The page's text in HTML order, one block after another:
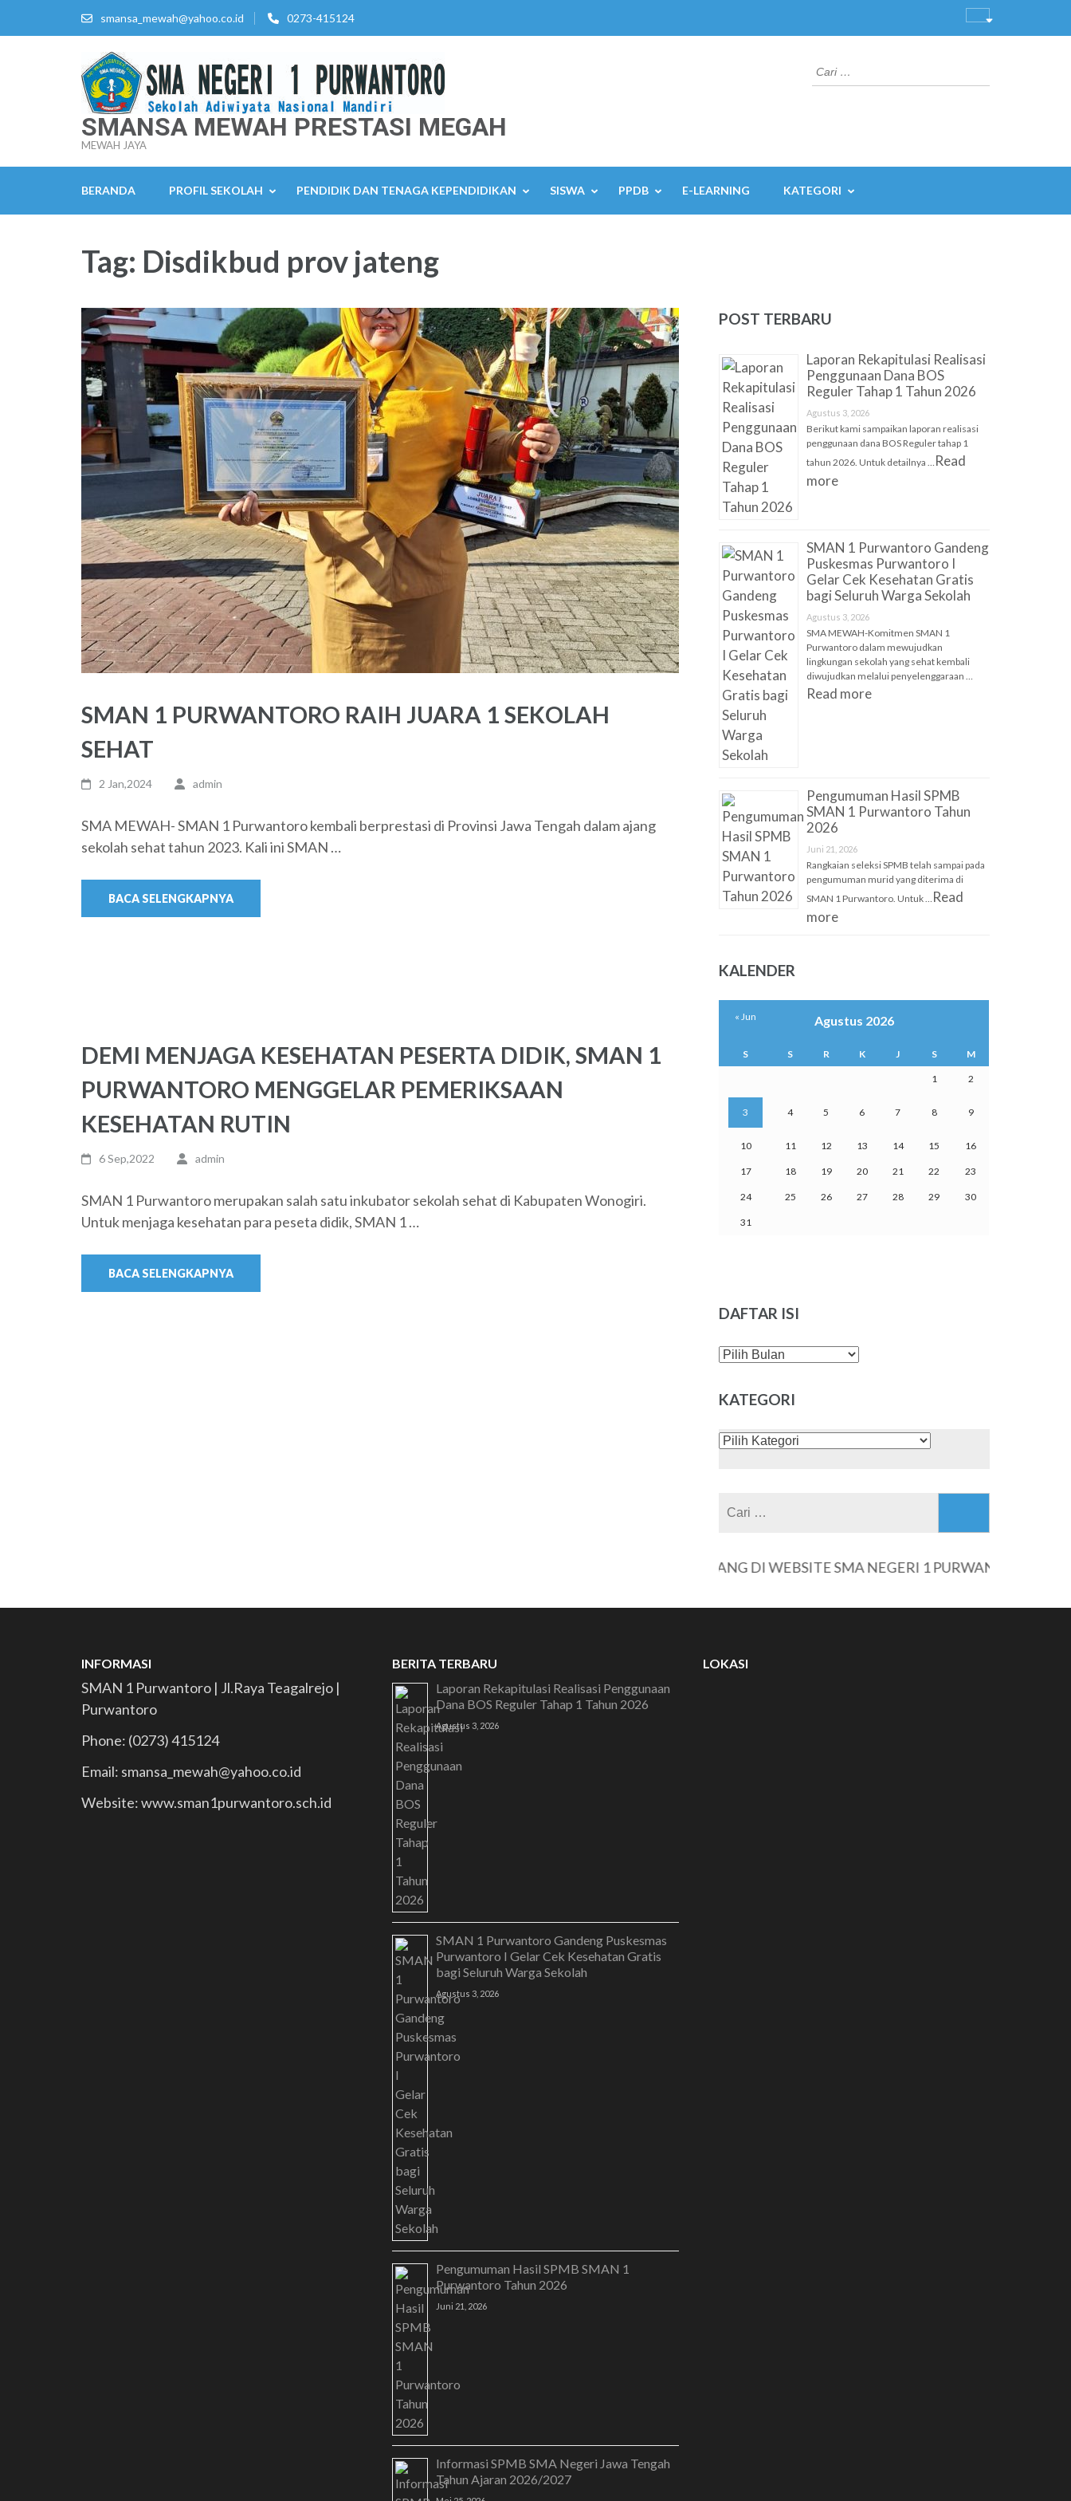
smansa_mewah@yahoo.co.id 0273-415124
SMANSA MEWAH PRESTASI MEGAH
MEWAH JAYA
Cari
untuk:
BERANDA PROFIL SEKOLAH PENDIDIK DAN TENAGA KEPENDIDIKAN SISWA PPDB E-LEARNING KATEGORI
Tag: Disdikbud prov jateng
SMAN 1 PURWANTORO RAIH JUARA 1 SEKOLAH
SEHAT
2 Jan,2024 admin
SMA MEWAH- SMAN 1 Purwantoro kembali berprestasi di Provinsi Jawa Tengah dalam ajang
sekolah sehat tahun 2023. Kali ini SMAN …
BACA SELENGKAPNYA
DEMI MENJAGA KESEHATAN PESERTA DIDIK, SMAN 1
PURWANTORO MENGGELAR PEMERIKSAAN
KESEHATAN RUTIN
6 Sep,2022 admin
SMAN 1 Purwantoro merupakan salah satu inkubator sekolah sehat di Kabupaten Wonogiri.
Untuk menjaga kesehatan para peseta didik, SMAN 1 …
BACA SELENGKAPNYA
POST TERBARU
Laporan Rekapitulasi Realisasi
Penggunaan Dana BOS
Reguler Tahap 1 Tahun 2026
Agustus 3, 2026
Berikut kami sampaikan laporan realisasi
penggunaan dana BOS Reguler tahap 1
tahun 2026. Untuk detailnya … Read
more
SMAN 1 Purwantoro Gandeng
Puskesmas Purwantoro I
Gelar Cek Kesehatan Gratis
bagi Seluruh Warga Sekolah
Agustus 3, 2026
SMA MEWAH-Komitmen SMAN 1
Purwantoro dalam mewujudkan
lingkungan sekolah yang sehat kembali
diwujudkan melalui penyelenggaraan …
Read more
Pengumuman Hasil SPMB
SMAN 1 Purwantoro Tahun
2026
Juni 21, 2026
Rangkaian seleksi SPMB telah sampai pada
pengumuman murid yang diterima di
SMAN 1 Purwantoro. Untuk … Read
more
KALENDER
Agustus 2026
S S R K J S M
1 2
3 4 5 6 7 8 9
10 11 12 13 14 15 16
17 18 19 20 21 22 23
24 25 26 27 28 29 30
31
« Jun
DAFTAR ISI
DAFTAR
KATEGORI
KATEGORI
SELAMAT DATANG DI WEBSITE SMA NEGERI 1 PURWANTORO
INFORMASI
SMAN 1 Purwantoro | Jl.Raya Teagalrejo |
Purwantoro
Phone: (0273) 415124
Email: smansa_mewah@yahoo.co.id
Website: www.sman1purwantoro.sch.id
BERITA TERBARU
Laporan Rekapitulasi Realisasi Penggunaan
Dana BOS Reguler Tahap 1 Tahun 2026
Agustus 3, 2026
SMAN 1 Purwantoro Gandeng Puskesmas
Purwantoro I Gelar Cek Kesehatan Gratis
bagi Seluruh Warga Sekolah
Agustus 3, 2026
Pengumuman Hasil SPMB SMAN 1
Purwantoro Tahun 2026
Juni 21, 2026
Informasi SPMB SMA Negeri Jawa Tengah
Tahun Ajaran 2026/2027
LOKASI